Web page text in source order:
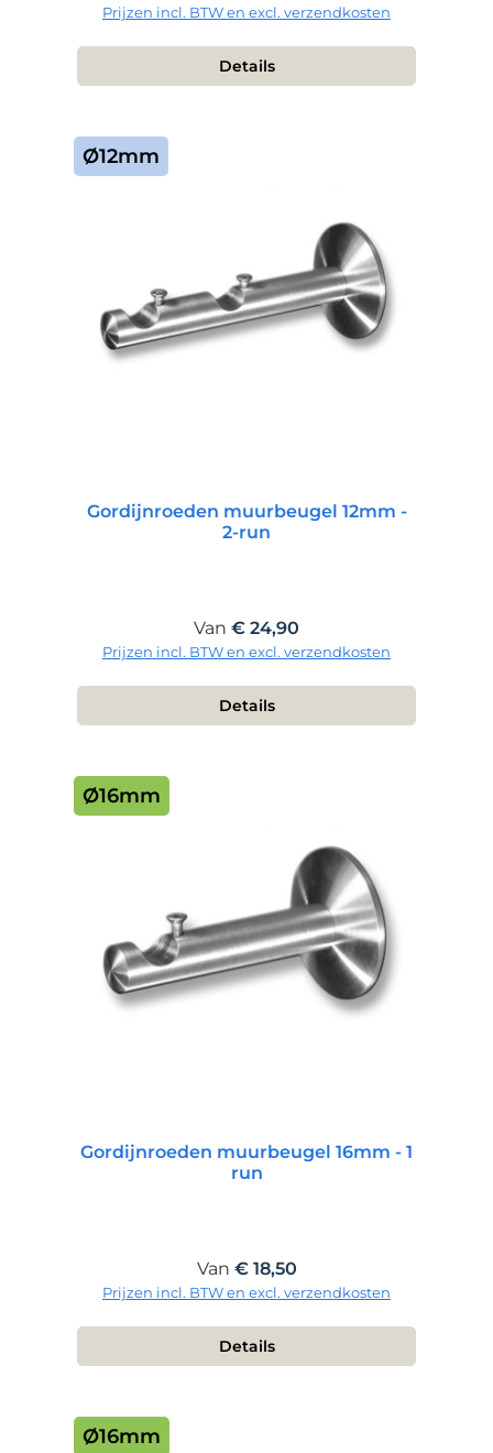
Prijzen incl. BTW en excl. verzendkosten
Details
Ø12mm
Gordijnroeden muurbeugel 12mm -
2-run
Normale prijs:
Van € 24,90
Prijzen incl. BTW en excl. verzendkosten
Details
Ø16mm
Gordijnroeden muurbeugel 16mm - 1
run
Normale prijs:
Van € 18,50
Prijzen incl. BTW en excl. verzendkosten
Details
Ø16mm